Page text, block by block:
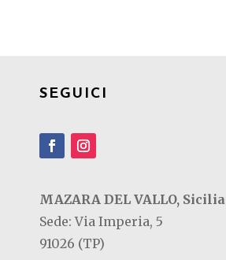
SEGUICI
MAZARA DEL VALLO, Sicilia
Sede: Via Imperia, 5
91026 (TP)